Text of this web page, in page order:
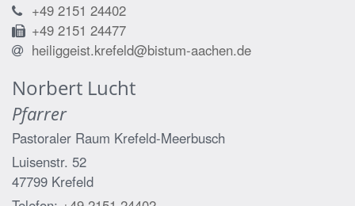
+49 2151 24402
+49 2151 24477
heiliggeist.krefeld@bistum-aachen.de
Norbert Lucht
Pfarrer
Pastoraler Raum Krefeld-Meerbusch
Luisenstr. 52
47799 Krefeld